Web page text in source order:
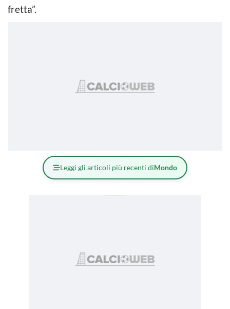
fretta”.
Leggi gli articoli più recenti diMondo